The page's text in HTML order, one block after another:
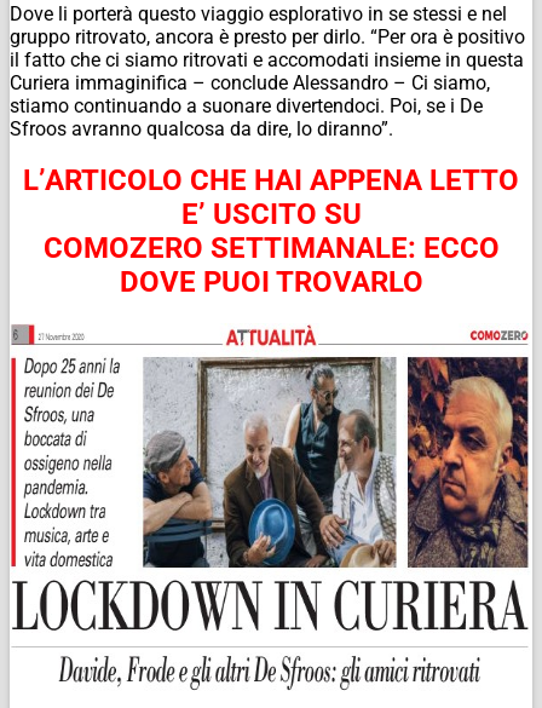
Dove li porterà questo viaggio esplorativo in se stessi e nel
gruppo ritrovato, ancora è presto per dirlo. “Per ora è positivo
il fatto che ci siamo ritrovati e accomodati insieme in questa
Curiera immaginifica – conclude Alessandro – Ci siamo,
stiamo continuando a suonare divertendoci. Poi, se i De
Sfroos avranno qualcosa da dire, lo diranno”.
L’ARTICOLO CHE HAI APPENA LETTO
E’ USCITO SU
COMOZERO SETTIMANALE: ECCO
DOVE PUOI TROVARLO